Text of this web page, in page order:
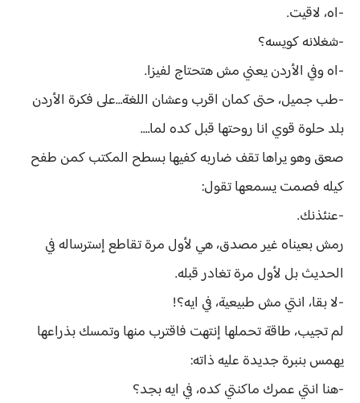
-اه، لاقيت.
-شغلانه كويسه؟
-اه وفي الأردن يعني مش هتحتاج لفيزا.
-طب جميل، حتى كمان اقرب وعشان اللغة…على فكرة الأردن
بلد حلوة قوي انا روحتها قبل كده لما….
صعق وهو يراها تقف ضاربه كفيها بسطح المكتب كمن طفح
كيله فصمت يسمعها تقول:
-عنئذنك.
رمش بعيناه غير مصدق، هي لأول مرة تقاطع إسترساله في
الحديث بل لأول مرة تغادر قبله.
-لا بقا، انتي مش طبيعية، في ايه؟!
لم تجيب، طاقة تحملها إنتهت فاقترب منها وتمسك بذراعها
يهمس بنبرة جديدة عليه ذاته:
-هنا انتي عمرك ماكنتي كده، في ايه بجد؟